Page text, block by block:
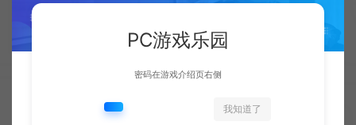
PC游戏乐园
密码在游戏介绍页右侧
我知道了